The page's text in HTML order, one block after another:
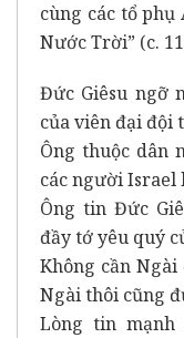
cùng các tổ phụ
Nước Trời” (c.
Đức Giêsu ngỡ
của viên đại đội
Ông thuộc dân
các người Israel
Ông tin Đức
đầy tớ yêu quý
Không cần
Ngài thôi cũng
Lòng tin